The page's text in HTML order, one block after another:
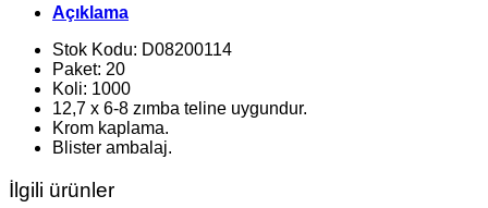
Açıklama
Stok Kodu: D08200114
Paket: 20
Koli: 1000
12,7 x 6-8 zımba teline uygundur.
Krom kaplama.
Blister ambalaj.
İlgili ürünler